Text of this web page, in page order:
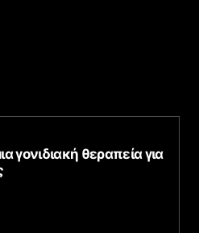
γονιδιακή θεραπεία για